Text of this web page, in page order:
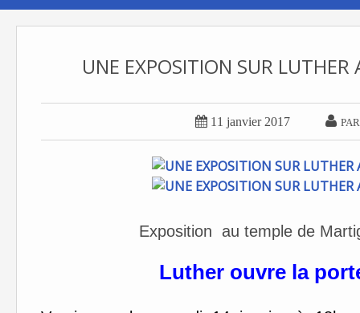
UNE EXPOSITION SUR
 11 janvier 2017 
Exposition au temple de
Luther ouvre la